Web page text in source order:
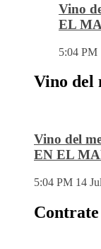
Vino
EL
5:04 PM
Vino del
Vino del
EN EL
5:04 PM 14